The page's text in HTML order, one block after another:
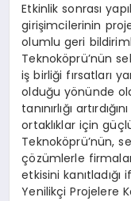
Etkinlik sonrası
girişimcilerinin
olumlu geri
Teknoköprü’nün
iş birliği fırsatları
olduğu yönünde
tanınırlığı
ortaklıklar için
Teknoköprü’nün,
çözümlerle
etkisini kanıtladığı
Yenilikçi Projelere